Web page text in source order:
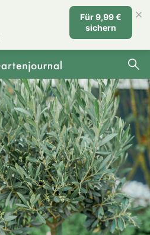
Für 9,99 €
sichern
×